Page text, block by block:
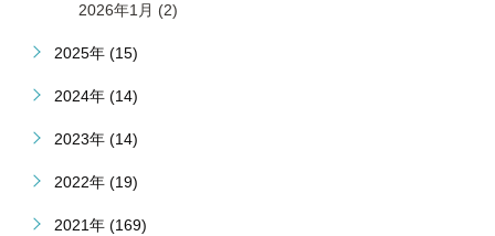
2026年1月 (2)
2025年 (15)
2024年 (14)
2023年 (14)
2022年 (19)
2021年 (169)